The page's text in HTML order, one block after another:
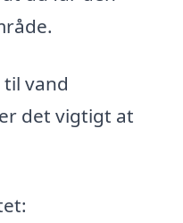
vand
det vigtigt at